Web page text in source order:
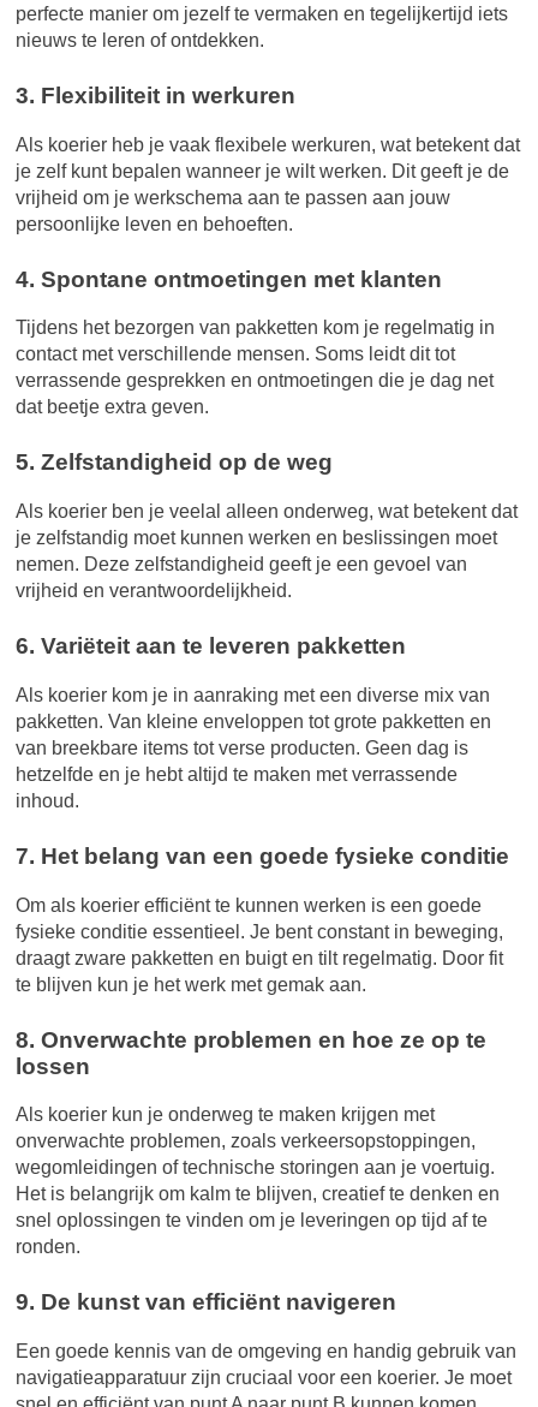
perfecte manier om jezelf te vermaken en tegelijkertijd iets
nieuws te leren of ontdekken.
3. Flexibiliteit in werkuren
Als koerier heb je vaak flexibele werkuren, wat betekent dat
je zelf kunt bepalen wanneer je wilt werken. Dit geeft je de
vrijheid om je werkschema aan te passen aan jouw
persoonlijke leven en behoeften.
4. Spontane ontmoetingen met klanten
Tijdens het bezorgen van pakketten kom je regelmatig in
contact met verschillende mensen. Soms leidt dit tot
verrassende gesprekken en ontmoetingen die je dag net
dat beetje extra geven.
5. Zelfstandigheid op de weg
Als koerier ben je veelal alleen onderweg, wat betekent dat
je zelfstandig moet kunnen werken en beslissingen moet
nemen. Deze zelfstandigheid geeft je een gevoel van
vrijheid en verantwoordelijkheid.
6. Variëteit aan te leveren pakketten
Als koerier kom je in aanraking met een diverse mix van
pakketten. Van kleine enveloppen tot grote pakketten en
van breekbare items tot verse producten. Geen dag is
hetzelfde en je hebt altijd te maken met verrassende
inhoud.
7. Het belang van een goede fysieke conditie
Om als koerier efficiënt te kunnen werken is een goede
fysieke conditie essentieel. Je bent constant in beweging,
draagt zware pakketten en buigt en tilt regelmatig. Door fit
te blijven kun je het werk met gemak aan.
8. Onverwachte problemen en hoe ze op te
lossen
Als koerier kun je onderweg te maken krijgen met
onverwachte problemen, zoals verkeersopstoppingen,
wegomleidingen of technische storingen aan je voertuig.
Het is belangrijk om kalm te blijven, creatief te denken en
snel oplossingen te vinden om je leveringen op tijd af te
ronden.
9. De kunst van efficiënt navigeren
Een goede kennis van de omgeving en handig gebruik van
navigatieapparatuur zijn cruciaal voor een koerier. Je moet